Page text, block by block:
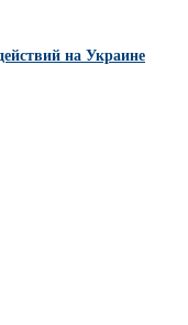
на Украине